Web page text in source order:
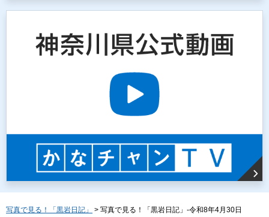
写真で見る！「黒岩日記」 > 写真で見る！「黒岩日記」-令和8年4月30日